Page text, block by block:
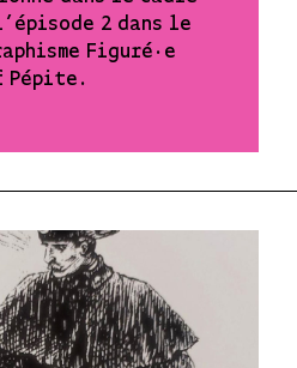
2 dans le
Figuré·e